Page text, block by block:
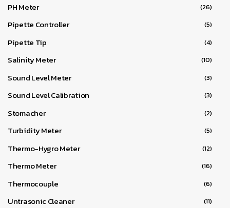
PH Meter (26)
Pipette Controller (5)
Pipette Tip (4)
Salinity Meter (10)
Sound Level Meter (3)
Sound Level Calibration (3)
Stomacher (2)
Turbidity Meter (5)
Thermo-Hygro Meter (12)
Thermo Meter (16)
Thermocouple (6)
Untrasonic Cleaner (11)